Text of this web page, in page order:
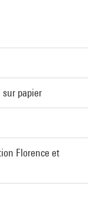
papier
Florence et